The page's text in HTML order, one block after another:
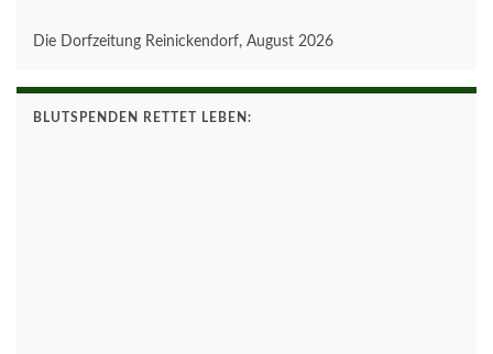
Die Dorfzeitung Reinickendorf, August 2026
BLUTSPENDEN RETTET LEBEN: